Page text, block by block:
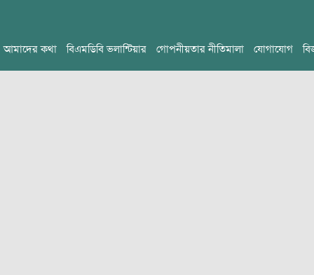
আমাদের কথা বিএমডিবি ভলান্টিয়ার গোপনীয়তার নীতিমালা যোগাযোগ